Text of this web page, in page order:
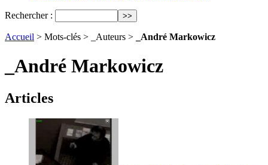
Rechercher :
Accueil > Mots-clés > _Auteurs > _André Markowicz
_André Markowicz
Articles